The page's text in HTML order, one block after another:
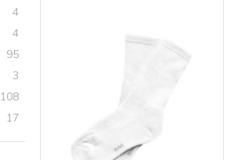
4toodet
4toodet
95toodet
3
108toodet
17toodet